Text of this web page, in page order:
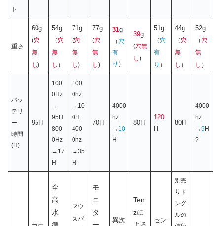
ト
重さ
60g
(穴
無
し)
54g
（ 穴
無
し ）
71g
(穴
無
し)
77g
(穴
無
し)
31g
（ 穴
有
り ）
39g
(穴無
し)
51g
（ 穴
有
り ）
44g
（ 穴
無
し ）
52g
（ 穴
無
し ）
バッ
テリ
ー
時間
(H)
95H
100
0Hz
→
95H
800
0Hz
→17
H
100
0hz
→10
0H
400
0hz
→35
H
70H
4000
hz
→ 10
H
80H
120
H
80H
4000
hz
→9H
?
全
高
水
マウ
スパ
モ
ニ
タ
異次
Ten
zに
セン
別売
りド
ング
ルの